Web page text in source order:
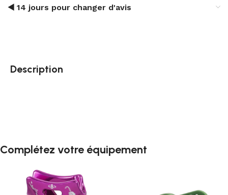
◀️ 14 jours pour changer d'avis
Description
Complétez votre équipement